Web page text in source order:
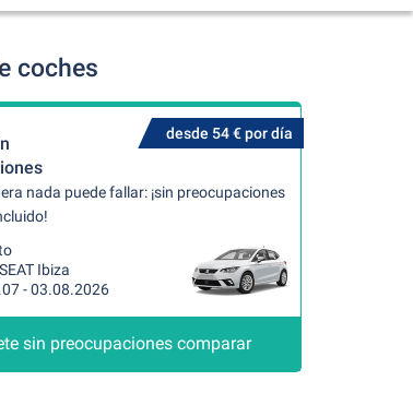
coches
desde 54 € por día
nada puede fallar: ¡sin preocupaciones
Ibiza
- 03.08.2026
sin preocupaciones comparar